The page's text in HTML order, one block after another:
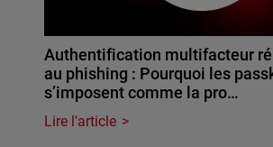
Authentification multifacteur
au phishing : Pourquoi les
s’imposent comme la pro…
Lire l'article